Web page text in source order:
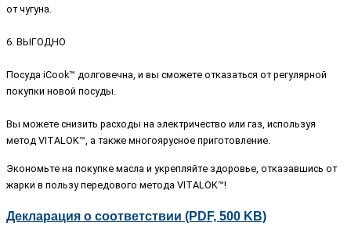
от чугуна.
6. ВЫГОДНО
Посуда iCook™ долговечна, и вы сможете отказаться от регулярной
покупки новой посуды.
Вы можете снизить расходы на электричество или газ, используя
метод VITALOK™, а также многоярусное приготовление.
Экономьте на покупке масла и укрепляйте здоровье, отказавшись от
жарки в пользу передового метода VITALOK™!
Декларация о соответствии (PDF, 500 KB)